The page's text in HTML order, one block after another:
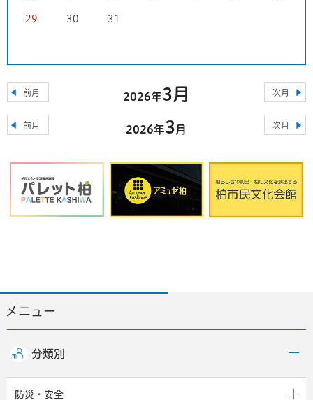
29 30 31
前月 2026年3月 次月
前月 2026年3月 次月
メニュー
分類別
防災・安全